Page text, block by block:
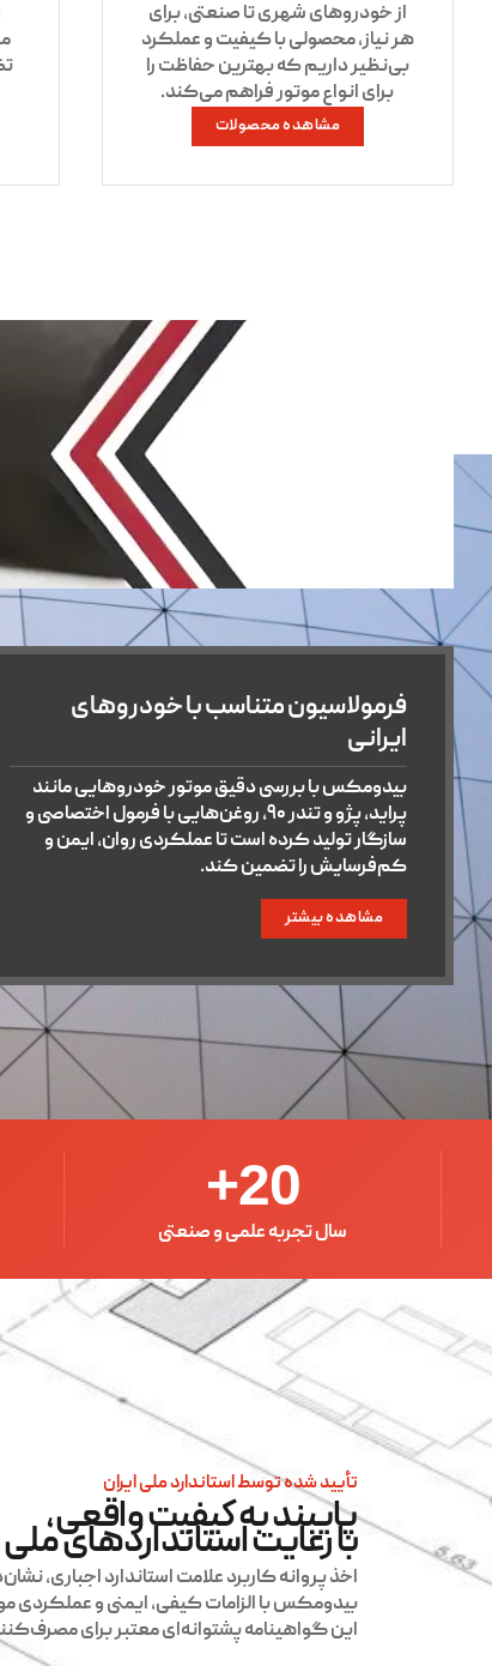
از خودروهای شهری تا صنعتی، برای
هر نیاز، محصولی با کیفیت و عملکرد
بی‌نظیر داریم که بهترین حفاظت را
برای انواع موتور فراهم می‌کند.
مشاهده محصولات
فرمولاسیون متناسب با خودروهای
ایرانی
بیدومکس با بررسی دقیق موتور خودروهایی مانند
پراید، پژو و تندر ۹۰، روغن‌هایی با فرمول اختصاصی و
سازگار تولید کرده است تا عملکردی روان، ایمن و
کم‌فرسایش را تضمین کند.
مشاهده بیشتر
سال تجربه علمی و صنعتی
20
+
تأیید شده توسط استاندارد ملی ایران
پایبند به کیفیت واقعی،
با رعایت استانداردهای ملی
اخذ پروانه کاربرد علامت استاندارد اجباری،
بیدومکس با الزامات کیفی، ایمنی و عملکردی
این گواهینامه پشتوانه‌ای معتبر برای